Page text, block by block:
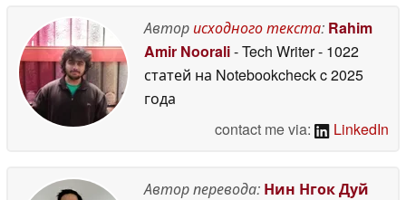
Авторисходного текста: Rahim
Amir Noorali- Tech Writer- 1022
статей на Notebookcheckc 2025
года
contact me via:
LinkedIn
Автор перевода: Нин Нгок Дуй